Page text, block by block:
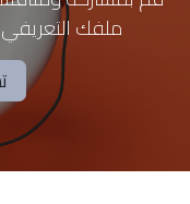
ملفك